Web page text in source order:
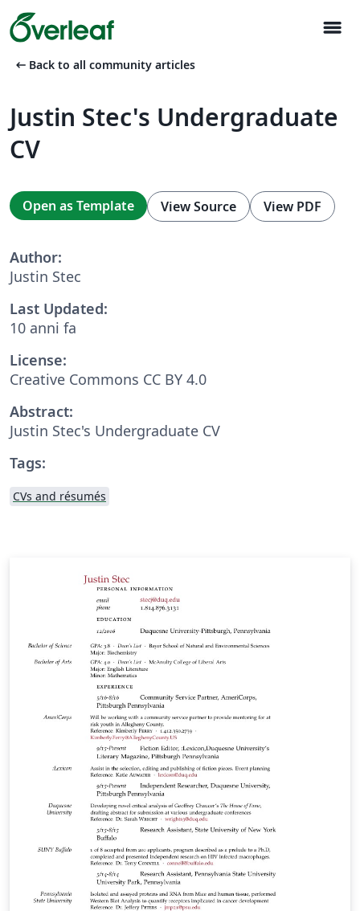
menu
arrow_left_alt Back to all community articles
Justin Stec's Undergraduate
CV
Open as Template View Source View PDF
Author:
Justin Stec
Last Updated:
10 anni fa
License:
Creative Commons CC BY 4.0
Abstract:
Justin Stec's Undergraduate CV
Tags:
CVs and résumés